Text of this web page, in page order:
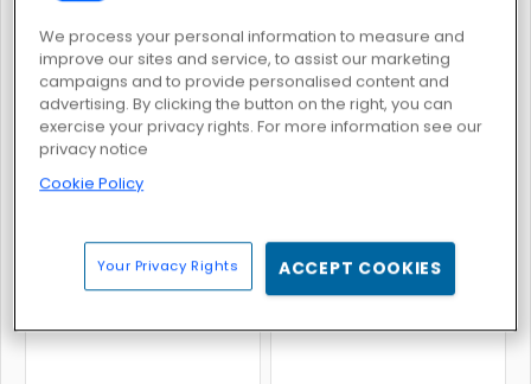
Bomb It 6 Bomb It 7
Bomb It 2 Bomb It 3
We process your personal information to measure and
improve our sites and service, to assist our marketing
campaigns and to provide personalised content and
advertising. By clicking the button on the right, you can
exercise your privacy rights. For more information see our
privacy notice
Cookie Policy
Your Privacy Rights ACCEPT COOKIES